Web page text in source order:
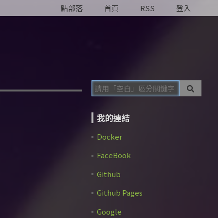
點部落 首頁 RSS 登入
我的連結
Docker
FaceBook
Github
Github Pages
Google